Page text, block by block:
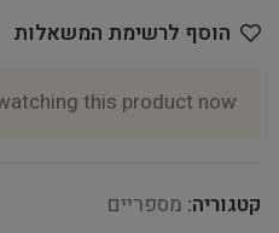
הוסף לרשימת המשאלות
this product now!
קטגוריה: מספריים